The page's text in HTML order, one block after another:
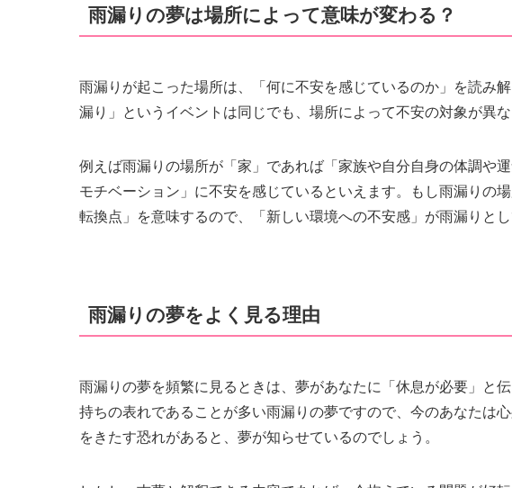
雨漏りの夢は場所によって意味が変わる？
雨漏りが起こった場所は、「何に不安を感じているのか」を読み
漏り」というイベントは同じでも、場所によって不安の対象が異な
例えば雨漏りの場所が「家」であれば「家族や自分自身の体調や
モチベーション」に不安を感じているといえます。もし雨漏りの
転換点」を意味するので、「新しい環境への不安感」が雨漏りと
雨漏りの夢をよく見る理由
雨漏りの夢を頻繁に見るときは、夢があなたに「休息が必要」と
持ちの表れであることが多い雨漏りの夢ですので、今のあなたは
をきたす恐れがあると、夢が知らせているのでしょう。